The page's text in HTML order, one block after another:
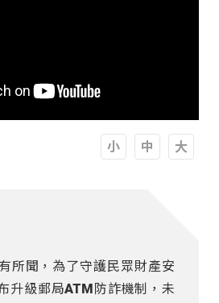
所聞，為了守護民眾財產安
升級郵局ATM防詐機制，未